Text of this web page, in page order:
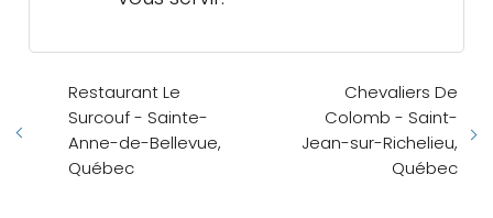
Restaurant Le
Surcouf - Sainte-
Anne-de-Bellevue,
Québec
Chevaliers De
Colomb - Saint-
Jean-sur-Richelieu,
Québec